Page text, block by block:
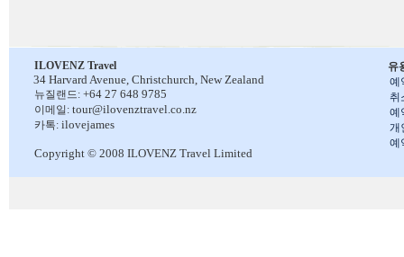
유
예
취
예
개
예
ILOVENZ Travel
34 Harvard Avenue, Christchurch, New Zealand
뉴질랜드: +64 27 648 9785
이메일: tour@ilovenztravel.co.nz
카톡: ilovejames
Copyright © 2008 ILOVENZ Travel Limited